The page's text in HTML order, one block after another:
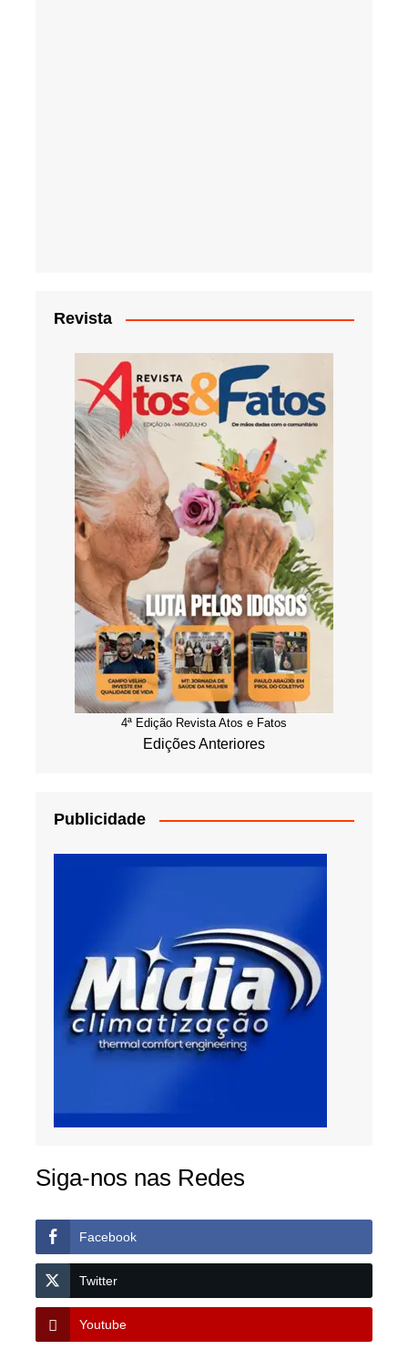
Revista
4ª Edição Revista Atos e Fatos
Edições Anteriores
Publicidade
Siga-nos nas Redes
Facebook
Twitter
Youtube